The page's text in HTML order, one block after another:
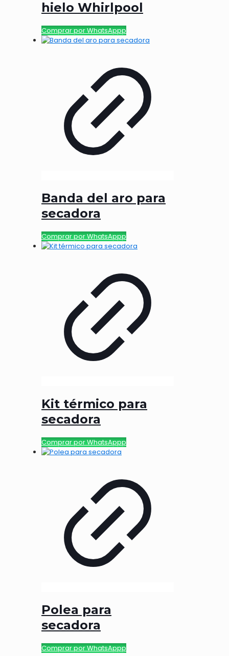
hielo Whirlpool
Comprar por WhatsAppp
Banda del aro para
secadora
Comprar por WhatsAppp
Kit térmico para
secadora
Comprar por WhatsAppp
Polea para
secadora
Comprar por WhatsAppp